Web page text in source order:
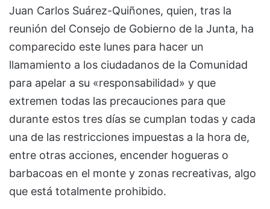
Juan Carlos Suárez-Quiñones, quien, tras la
reunión del Consejo de Gobierno de la Junta, ha
comparecido este lunes para hacer un
llamamiento a los ciudadanos de la Comunidad
para apelar a su «responsabilidad» y que
extremen todas las precauciones para que
durante estos tres días se cumplan todas y cada
una de las restricciones impuestas a la hora de,
entre otras acciones, encender hogueras o
barbacoas en el monte y zonas recreativas, algo
que está totalmente prohibido.